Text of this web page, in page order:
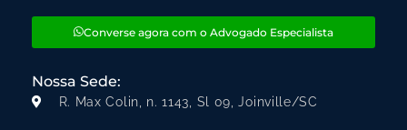
Converse agora com o Advogado Especialista
Nossa Sede:
R. Max Colin, n. 1143, Sl 09, Joinville/SC